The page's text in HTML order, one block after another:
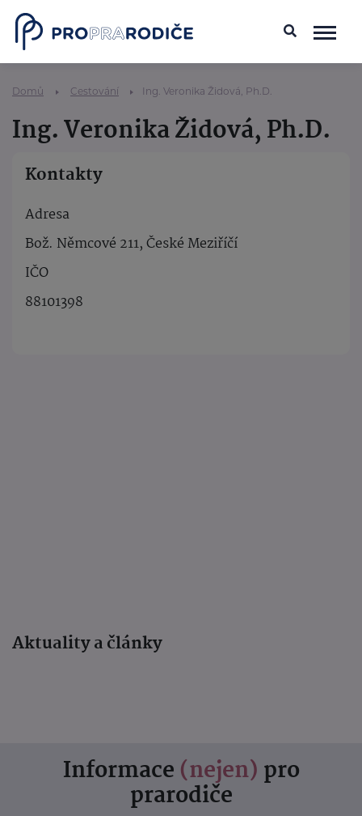
Domů Cestování Ing. Veronika Židová, Ph.D.
Ing. Veronika Židová, Ph.D.
Kontakty
Adresa
Bož. Němcové 211, České Meziříčí
IČO
88101398
Aktuality a články
Informace (nejen) pro
prarodiče